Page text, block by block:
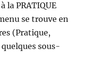
la PRATIQUE
se trouve en
(Pratique,
sous-